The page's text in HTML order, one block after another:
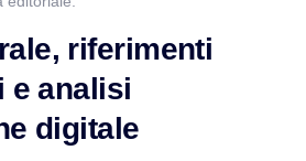
riferimenti
e analisi
digitale